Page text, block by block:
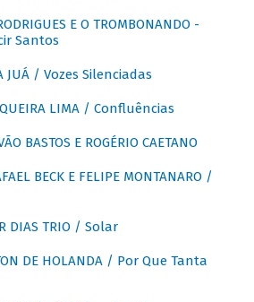
E O TROMBONANDO -
Santos
JUÁ / Vozes Silenciadas
LIMA / Confluências
BASTOS E ROGÉRIO CAETANO
BECK E FELIPE MONTANARO /
DIAS TRIO / Solar
DE HOLANDA / Por Que Tanta